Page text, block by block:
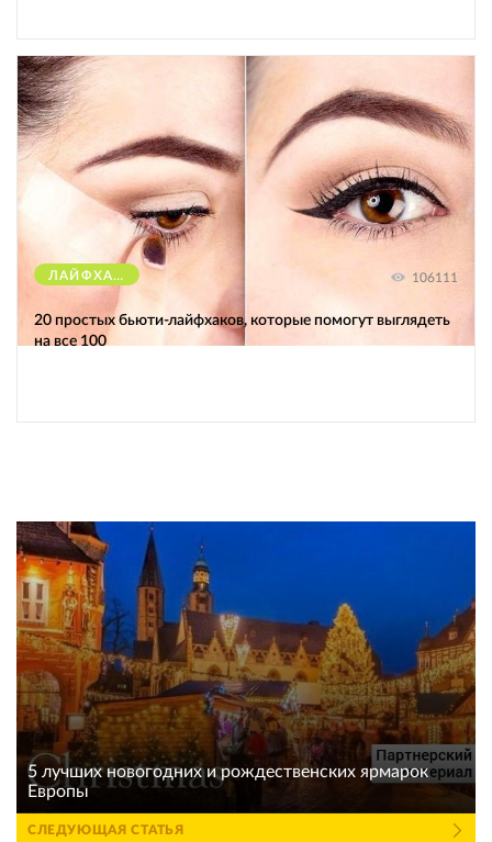
ЛАЙФХАКИ 106111
20 простых бьюти-лайфхаков, которые помогут выглядеть
на все 100
5 лучших новогодних и рождественских ярмарок
Европы
СЛЕДУЮЩАЯ СТАТЬЯ